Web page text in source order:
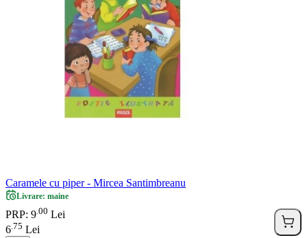
Caramele cu piper - Mircea Santimbreanu
Livrare: maine
PRP: 9 00 Lei
6 75 Lei